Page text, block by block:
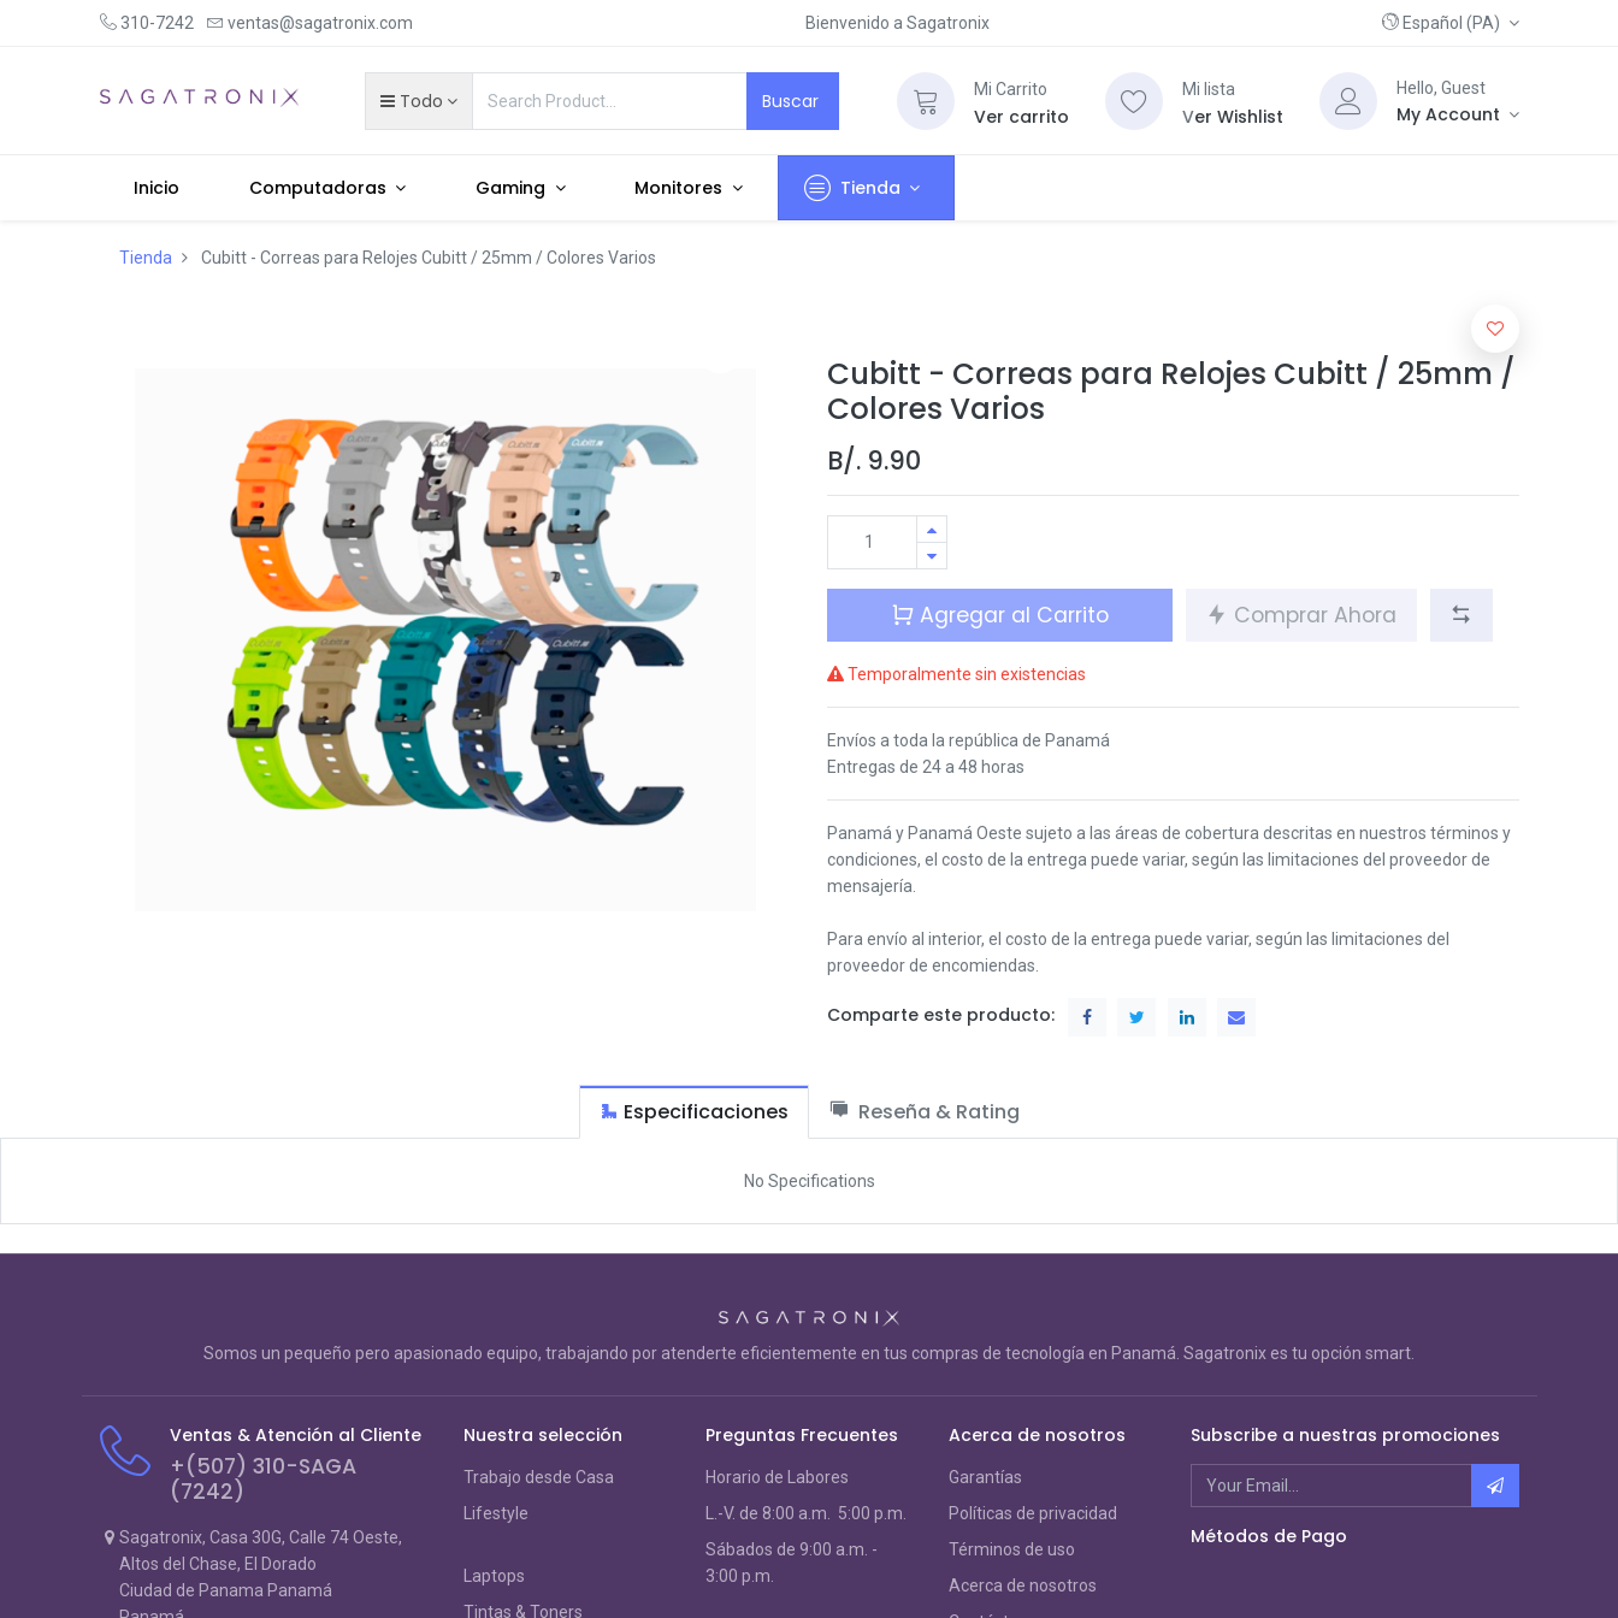
310-7242 ventas@sagatronix.com Bienvenido a Sagatronix Español (PA)
Todo Buscar Mi Carrito
Ver carrito
Mi lista
Ver Wishlist
Hello, Guest
My Account
Inicio Computadoras Gaming Monitores Tienda
Tienda Cubitt - Correas para Relojes Cubitt / 25mm / Colores Varios
Cubitt - Correas para Relojes Cubitt / 25mm /
Colores Varios
B/. 9.90
Agregar al Carrito Comprar Ahora
Temporalmente sin existencias
Envíos a toda la república de Panamá
Entregas de 24 a 48 horas
Panamá y Panamá Oeste sujeto a las áreas de cobertura descritas en nuestros términos y
condiciones, el costo de la entrega puede variar, según las limitaciones del proveedor de
mensajería.
Para envío al interior, el costo de la entrega puede variar, según las limitaciones del
proveedor de encomiendas.
Comparte este producto:
Especificaciones Reseña & Rating
No Specifications
Somos un pequeño pero apasionado equipo, trabajando por atenderte eficientemente en tus compras de tecnología en Panamá. Sagatronix es tu opción smart.
Ventas & Atención al Cliente
+(507) 310-SAGA
(7242)
Sagatronix, Casa 30G, Calle 74 Oeste,
Altos del Chase, El Dorado
Ciudad de Panama Panamá
Nuestra selección
Trabajo desde Casa
Lifestyle
Laptops
Tintas & Toners
Preguntas Frecuentes
Horario de Labores
L.-V. de 8:00 a.m. 5:00 p.m.
Sábados de 9:00 a.m. -
3:00 p.m.
Acerca de nosotros
Garantías
Políticas de privacidad
Términos de uso
Acerca de nosotros
Subscribe a nuestras promociones
Métodos de Pago